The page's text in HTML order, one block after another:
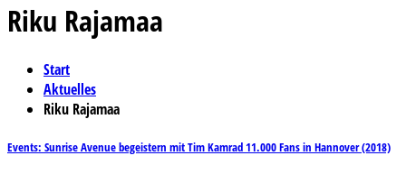
Riku Rajamaa
Start
Aktuelles
Riku Rajamaa
Events: Sunrise Avenue begeistern mit Tim Kamrad 11.000 Fans in Hannover (2018)